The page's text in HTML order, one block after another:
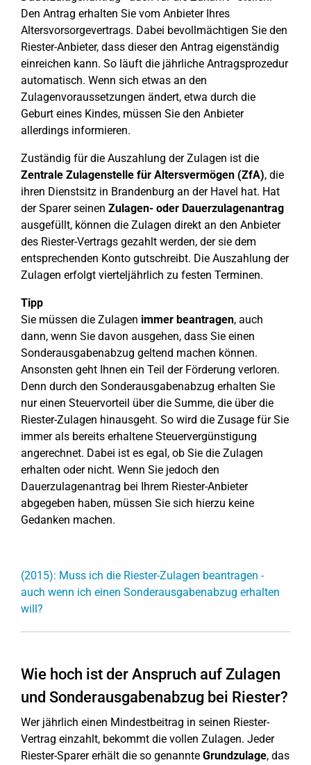
Den Antrag erhalten Sie vom Anbieter Ihres
Altersvorsorgevertrags. Dabei bevollmächtigen Sie den
Riester-Anbieter, dass dieser den Antrag eigenständig
einreichen kann. So läuft die jährliche Antragsprozedur
automatisch. Wenn sich etwas an den
Zulagenvoraussetzungen ändert, etwa durch die
Geburt eines Kindes, müssen Sie den Anbieter
allerdings informieren.
Zuständig für die Auszahlung der Zulagen ist die
Zentrale Zulagenstelle für Altersvermögen (ZfA), die
ihren Dienstsitz in Brandenburg an der Havel hat. Hat
der Sparer seinen Zulagen- oder Dauerzulagenantrag
ausgefüllt, können die Zulagen direkt an den Anbieter
des Riester-Vertrags gezahlt werden, der sie dem
entsprechenden Konto gutschreibt. Die Auszahlung der
Zulagen erfolgt vierteljährlich zu festen Terminen.
Tipp
Sie müssen die Zulagen immer beantragen, auch
dann, wenn Sie davon ausgehen, dass Sie einen
Sonderausgabenabzug geltend machen können.
Ansonsten geht Ihnen ein Teil der Förderung verloren.
Denn durch den Sonderausgabenabzug erhalten Sie
nur einen Steuervorteil über die Summe, die über die
Riester-Zulagen hinausgeht. So wird die Zusage für Sie
immer als bereits erhaltene Steuervergünstigung
angerechnet. Dabei ist es egal, ob Sie die Zulagen
erhalten oder nicht. Wenn Sie jedoch den
Dauerzulagenantrag bei Ihrem Riester-Anbieter
abgegeben haben, müssen Sie sich hierzu keine
Gedanken machen.
(2015): Muss ich die Riester-Zulagen beantragen -
auch wenn ich einen Sonderausgabenabzug erhalten
will?
Wie hoch ist der Anspruch auf Zulagen
und Sonderausgabenabzug bei Riester?
Wer jährlich einen Mindestbeitrag in seinen Riester-
Vertrag einzahlt, bekommt die vollen Zulagen. Jeder
Riester-Sparer erhält die so genannte Grundzulage, das